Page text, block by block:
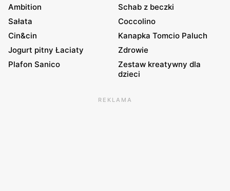
Ambition
Schab z beczki
Sałata
Coccolino
Cin&cin
Kanapka Tomcio Paluch
Jogurt pitny Łaciaty
Zdrowie
Plafon Sanico
Zestaw kreatywny dla
dzieci
REKLAMA